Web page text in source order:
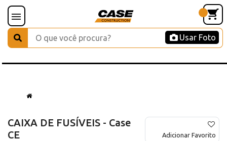
Usar Foto
CAIXA DE FUSÍVEIS - Case
CE
Adicionar Favorito